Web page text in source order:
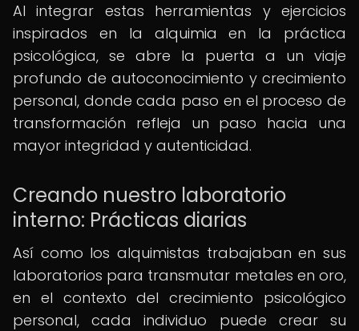
Al integrar estas herramientas y ejercicios
inspirados en la alquimia en la práctica
psicológica, se abre la puerta a un viaje
profundo de autoconocimiento y crecimiento
personal, donde cada paso en el proceso de
transformación refleja un paso hacia una
mayor integridad y autenticidad.
Creando nuestro laboratorio
interno: Prácticas diarias
Así como los alquimistas trabajaban en sus
laboratorios para transmutar metales en oro,
en el contexto del crecimiento psicológico
personal, cada individuo puede crear su